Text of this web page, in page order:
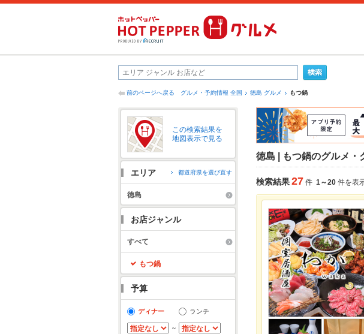
前のページへ戻る グルメ・予約情報 全国 徳島 グルメ もつ鍋
この検索結果を
地図表示で見る
エリア 都道府県を選び直す
徳島
お店ジャンル
すべて
もつ鍋
予算
ディナー ランチ
～
徳島 | もつ鍋のグルメ・
検索結果27 件 1～20 件を表